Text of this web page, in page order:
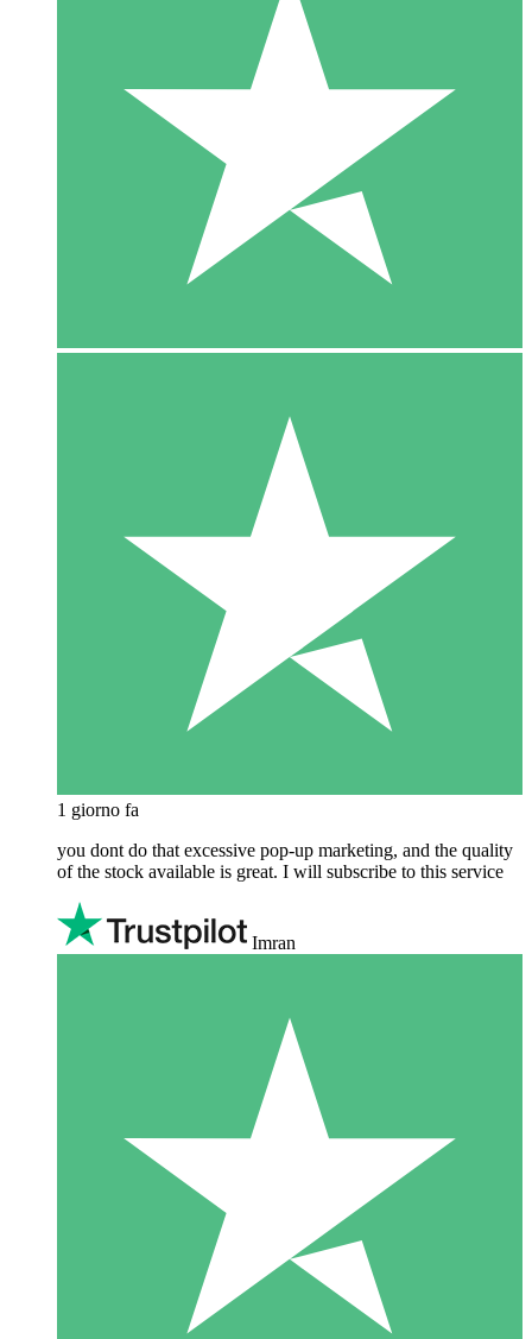
1 giorno fa
you dont do that excessive pop-up marketing, and the quality
of the stock available is great. I will subscribe to this service
Imran